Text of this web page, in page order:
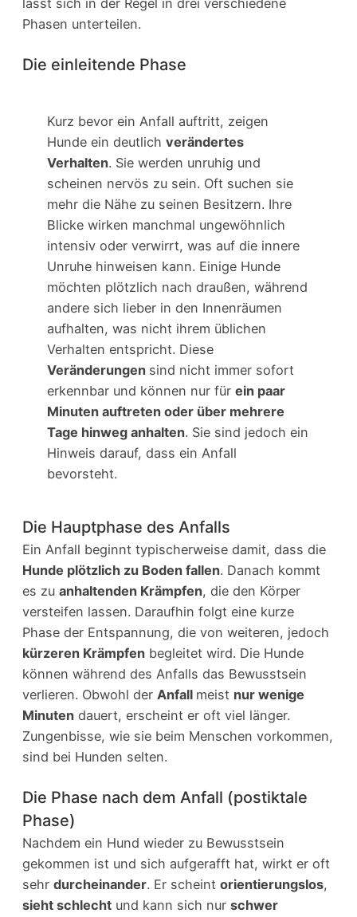
lässt sich in der Regel in drei verschiedene
Phasen unterteilen.
Die einleitende Phase
Kurz bevor ein Anfall auftritt, zeigen
Hunde ein deutlichverändertes
Verhalten. Sie werden unruhig und
scheinen nervös zu sein. Oft suchen sie
mehr die Nähe zu seinen Besitzern. Ihre
Blicke wirken manchmal ungewöhnlich
intensiv oder verwirrt, was auf die innere
Unruhe hinweisen kann. Einige Hunde
möchten plötzlich nach draußen, während
andere sich lieber in den Innenräumen
aufhalten, was nicht ihrem üblichen
Verhalten entspricht. Diese
Veränderungen sind nicht immer sofort
erkennbar und können nur fürein paar
Minuten auftreten oder über mehrere
Tage hinweg anhalten. Sie sind jedoch ein
Hinweis darauf, dass ein Anfall
bevorsteht.
Die Hauptphase des Anfalls
Ein Anfall beginnt typischerweise damit, dass die
Hunde plötzlich zu Boden fallen. Danach kommt
es zu anhaltenden Krämpfen, die den Körper
versteifen lassen. Daraufhin folgt eine kurze
Phase der Entspannung, die von weiteren, jedoch
kürzeren Krämpfen begleitet wird. Die Hunde
können während des Anfalls das Bewusstsein
verlieren. Obwohl der Anfall meist nur wenige
Minuten dauert, erscheint er oft viel länger.
Zungenbisse, wie sie beim Menschen vorkommen,
sind bei Hunden selten.
Die Phase nach dem Anfall (postiktale
Phase)
Nachdem ein Hund wieder zu Bewusstsein
gekommen ist und sich aufgerafft hat, wirkt er oft
sehr durcheinander. Er scheint orientierungslos,
sieht schlecht und kann sich nur schwer